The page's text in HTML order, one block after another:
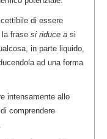
di essere
frase si riduce a si
in parte liquido,
ad una forma
intensamente allo
comprendere